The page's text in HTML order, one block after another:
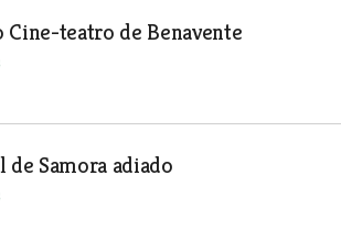
Cine-teatro de Benavente
Samora adiado